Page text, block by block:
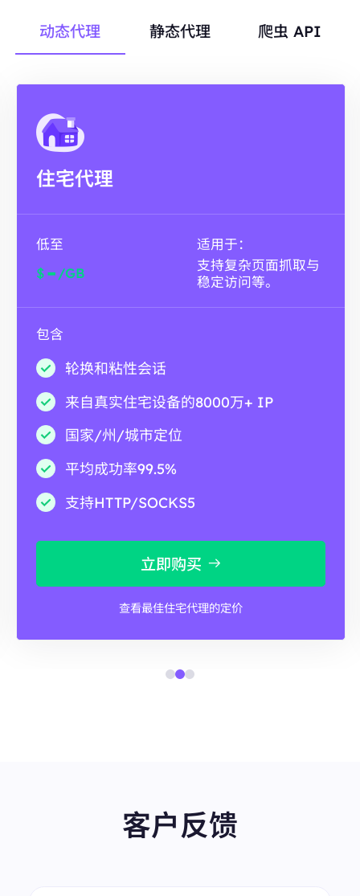
动态代理 静态代理 爬虫 API
住宅代理
低至
$- /GB
适用于：
支持复杂页面抓取与
稳定访问等。
包含
轮换和粘性会话
来自真实住宅设备的8000万+ IP
国家/州/城市定位
平均成功率99.5%
支持HTTP/SOCKS5
立即购买
查看最佳住宅代理的定价
客户反馈